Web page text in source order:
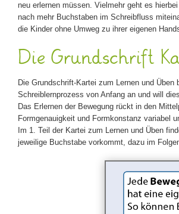
neu erlernen müssen. Vielmehr geht es
nach mehr Buchstaben im Schreibfluss
die Kinder ohne Umweg zu ihrer eigenen
Die Grundschrift
Die Grundschrift-Kartei zum Lernen und
Schreiblernprozess von Anfang an und will
Das Erlernen der Bewegung rückt in den
Formgenauigkeit und Formkonstanz variabel
Im 1. Teil der Kartei zum Lernen und Üben
jeweilige Buchstabe vorkommt, dazu im